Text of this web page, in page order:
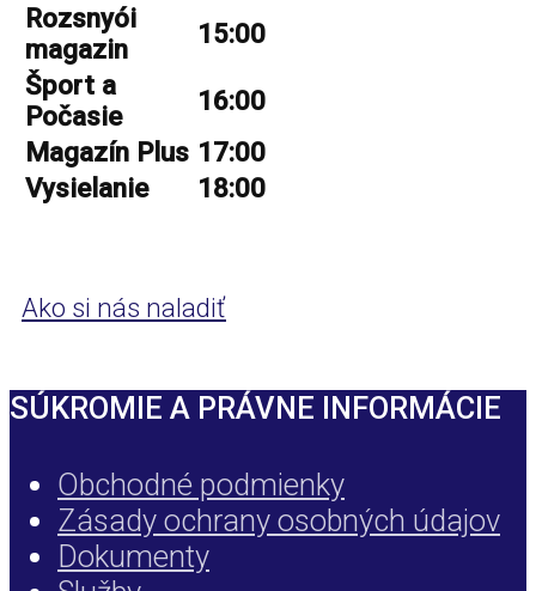
Rozsnyói
magazin
15:00
Šport a
Počasie
16:00
Magazín Plus 17:00
Vysielanie
18:00
Ako si nás naladiť
SÚKROMIE A PRÁVNE INFORMÁCIE
Obchodné podmienky
Zásady ochrany osobných údajov
Dokumenty